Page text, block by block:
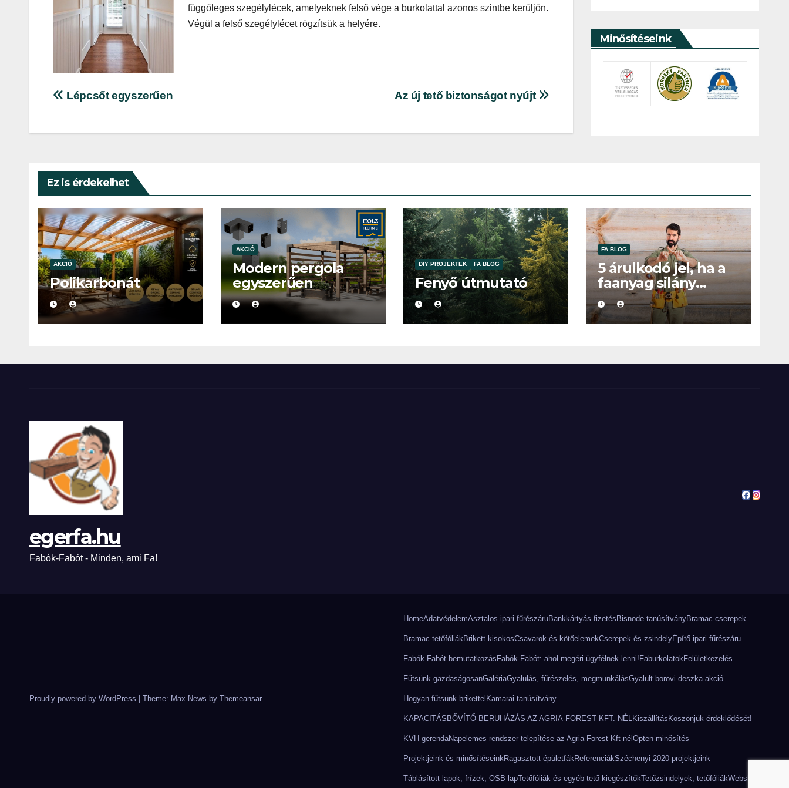
függőleges szegélylécek, amelyeknek felső vége a burkolattal azonos szintbe kerüljön.
Végül a felső szegélylécet rögzítsük a helyére.
Bejegyzés
Az új tető biztonságot nyújt
Lépcsőt egyszerűen
Minősítéseink
Ez is érdekelhet
AKCIÓ
Polikarbonát
AKCIÓ
Modern pergola
egyszerűen
DIY PROJEKTEK FA BLOG
Fenyő útmutató
FA BLOG
5 árulkodó jel, ha a
faanyag silány
minőségű
egerfa.hu
Fabók-Fabót - Minden, ami Fa!
Proudly powered by WordPress Theme: Max News by Themeansar.
HomeAdatvédelemAsztalos ipari fűrészáruBankkártyás fizetés Bisnode tanúsítványBramac cserepek
Bramac tetőfóliákBrikett kisokosCsavarok és kötőelemekCserepek és zsindelyÉpítő ipari fűrészáru
Fabók-Fabót bemutatkozás Fabók-Fabót: ahol megéri ügyfélnek lenni! FaburkolatokFelületkezelés
Fűtsünk gazdaságosanGalériaGyalulás, fűrészelés, megmunkálásGyalult borovi deszka akció
Hogyan fűtsünk brikettel Kamarai tanúsítvány
KAPACITÁSBŐVÍTŐ BERUHÁZÁS AZ AGRIA-FOREST KFT.-NÉLKiszállítás Köszönjük érdeklődését!
KVH gerendaNapelemes rendszer telepítése az Agria-Forest Kft-nél Opten-minősítés
Projektjeink és minősítéseinkRagasztott épületfákReferenciákSzéchenyi 2020 projektjeink
Táblásított lapok, frízek, OSB lapTetőfóliák és egyéb tető kiegészítőkTetőzsindelyek, tetőfóliákWebshop